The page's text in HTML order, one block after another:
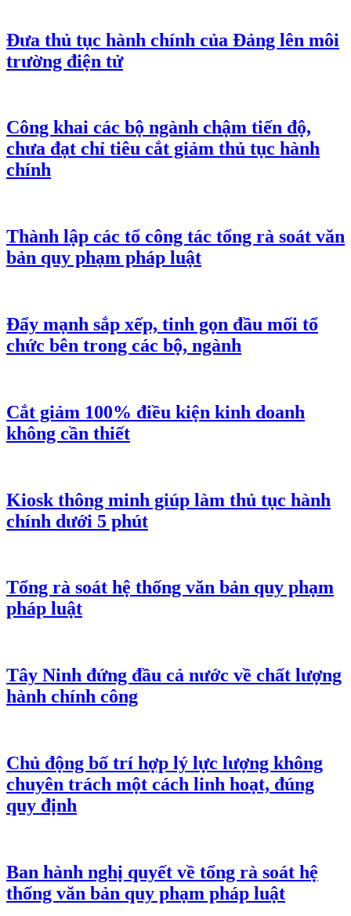
Đưa thủ tục hành chính của Đảng lên môi
trường điện tử
Công khai các bộ ngành chậm tiến độ,
chưa đạt chỉ tiêu cắt giảm thủ tục hành
chính
Thành lập các tổ công tác tổng rà soát văn
bản quy phạm pháp luật
Đẩy mạnh sắp xếp, tinh gọn đầu mối tổ
chức bên trong các bộ, ngành
Cắt giảm 100% điều kiện kinh doanh
không cần thiết
Kiosk thông minh giúp làm thủ tục hành
chính dưới 5 phút
Tổng rà soát hệ thống văn bản quy phạm
pháp luật
Tây Ninh đứng đầu cả nước về chất lượng
hành chính công
Chủ động bố trí hợp lý lực lượng không
chuyên trách một cách linh hoạt, đúng
quy định
Ban hành nghị quyết về tổng rà soát hệ
thống văn bản quy phạm pháp luật